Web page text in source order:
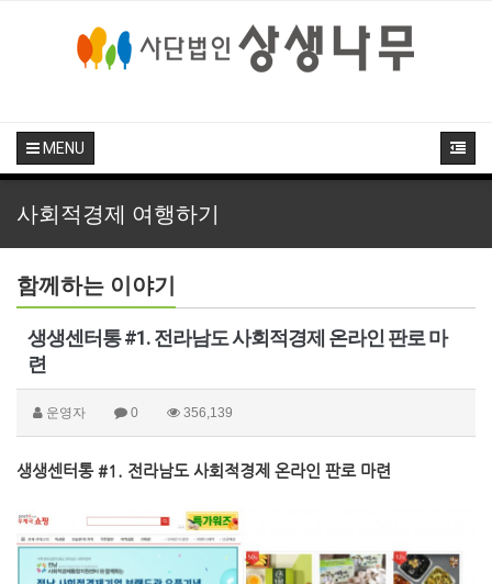
MENU
사회적경제 여행하기
함께하는 이야기
생생센터통 #1. 전라남도 사회적경제 온라인 판로 마
련
운영자 0 356,139
생생센터통 #1. 전라남도 사회적경제 온라인 판로 마련